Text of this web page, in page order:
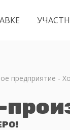
предприятие